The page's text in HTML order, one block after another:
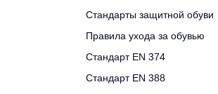
Стандарты защитной обуви
Правила ухода за обувью
Стандарт EN 374
Стандарт EN 388